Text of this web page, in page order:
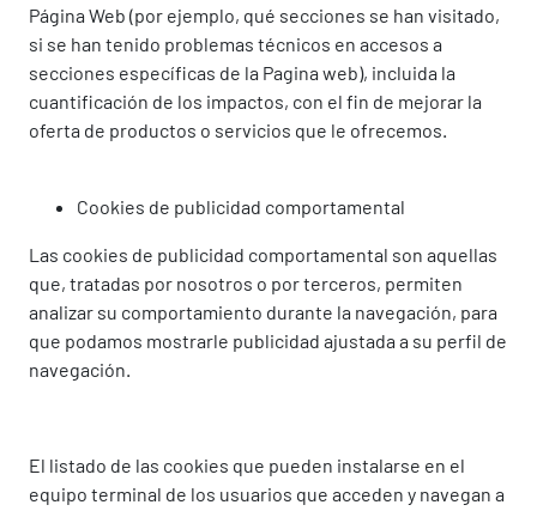
Página Web (por ejemplo, qué secciones se han visitado,
si se han tenido problemas técnicos en accesos a
secciones específicas de la Pagina web), incluida la
cuantificación de los impactos, con el fin de mejorar la
oferta de productos o servicios que le ofrecemos.
Cookies de publicidad comportamental
Las cookies de publicidad comportamental son aquellas
que, tratadas por nosotros o por terceros, permiten
analizar su comportamiento durante la navegación, para
que podamos mostrarle publicidad ajustada a su perfil de
navegación.
El listado de las cookies que pueden instalarse en el
equipo terminal de los usuarios que acceden y navegan a